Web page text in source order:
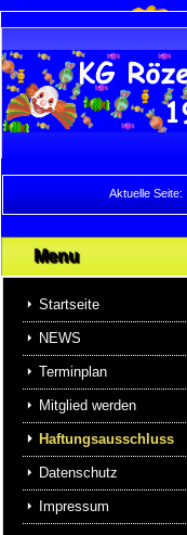
Aktuelle Seite:
Menu
Startseite
NEWS
Terminplan
Mitglied werden
Haftungsausschluss
Datenschutz
Impressum